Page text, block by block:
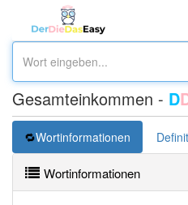
Gesamteinkommen - D
Wortinformationen
Wortinformationen